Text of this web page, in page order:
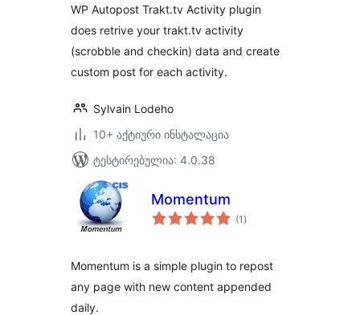
WP Autopost Trakt.tv Activity plugin
does retrive your trakt.tv activity
(scrobble and checkin) data and create
custom post for each activity.
Sylvain Lodeho
10+ აქტიური ინსტალაცია
ტესტირებულია: 4.0.38
Momentum
(1 საერთო
რეიტინგი
)
Momentum is a simple plugin to repost
any page with new content appended
daily.